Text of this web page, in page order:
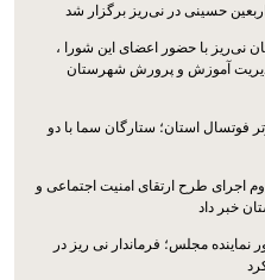
حسینی در نی‌ریز برگزار شد
با حضور اعضای این شورا ،
مدیریت آموزش و پرورش شهرستان
فوتسال استان؛ ستارگان سما با دو
اجرای طرح ارتقای امنیت اجتماعی و
خبر داد
نماینده مجلس؛ فرماندار نی ریز در